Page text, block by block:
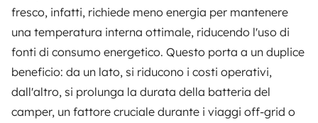
fresco, infatti, richiede meno energia per mantenere
una temperatura interna ottimale, riducendo l'uso di
fonti di consumo energetico. Questo porta a un duplice
beneficio: da un lato, si riducono i costi operativi,
dall'altro, si prolunga la durata della batteria del
camper, un fattore cruciale durante i viaggi off-grid o